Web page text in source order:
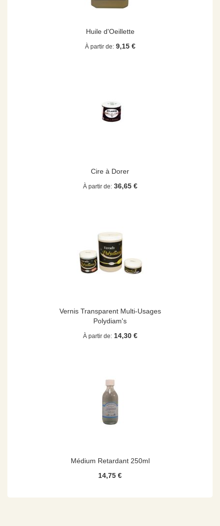
Huile d'Oeillette
À partir de 9,15 €
Cire à Dorer
À partir de 36,65 €
Vernis Transparent Multi-Usages
Polydiam's
À partir de 14,30 €
Médium Retardant 250ml
14,75 €